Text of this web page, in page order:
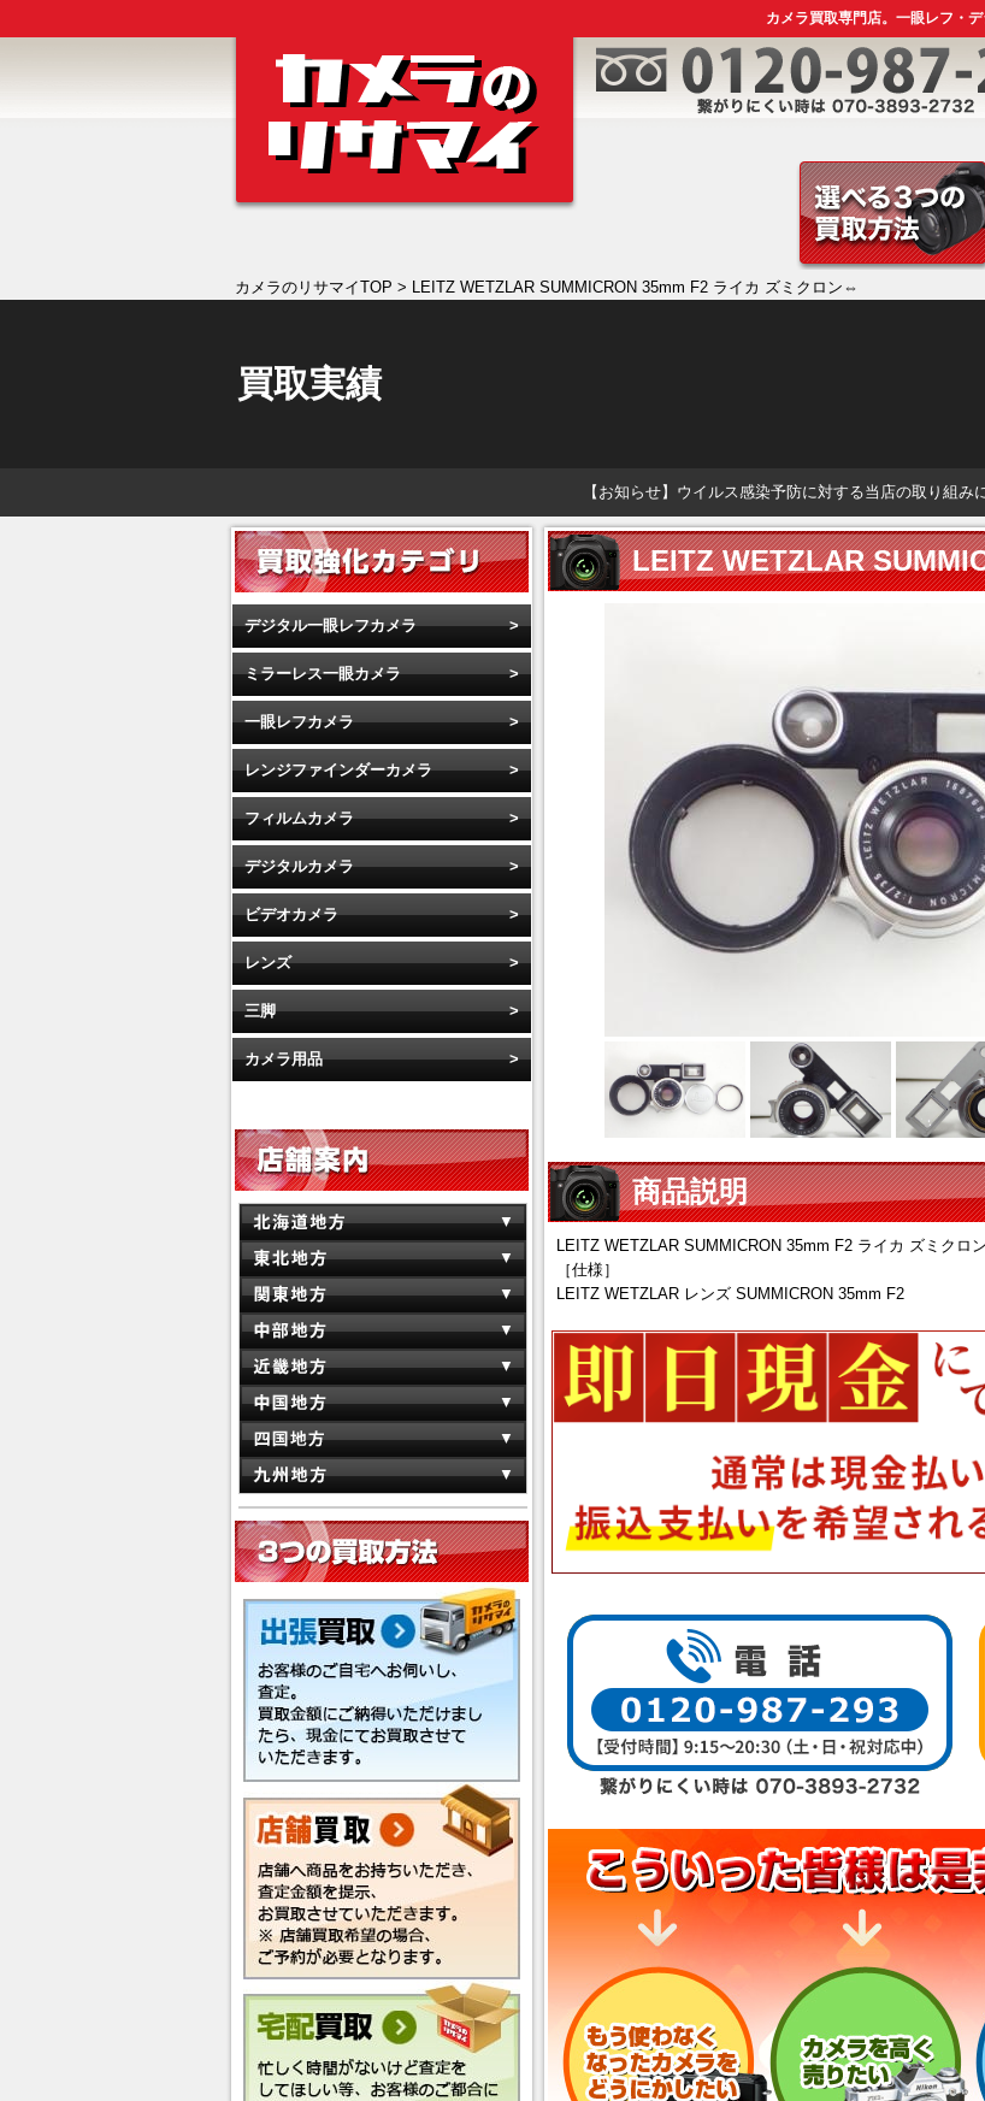
カメラ買取専門店。一眼レフ・
カメラのリサマイTOP > LEITZ WETZLAR SUMMICRON 35mm F2 ライカ ズミクロン⇔
買取実績
【お知らせ】ウイルス感染予防に対する当店の取り組み
商品説明
LEITZ WETZLAR SUMMICRON 35mm F2 ライカ ズミクロ
［仕様］
LEITZ WETZLAR レンズ SUMMICRON 35mm F2
デジタル一眼レフカメラ
ミラーレス一眼カメラ
一眼レフカメラ
レンジファインダーカメラ
フィルムカメラ
デジタルカメラ
ビデオカメラ
レンズ
三脚
カメラ用品